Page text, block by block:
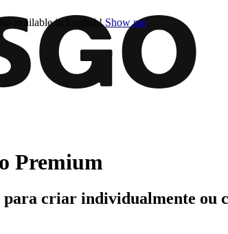
available in English! Show me
Premium
para criar individualmente ou